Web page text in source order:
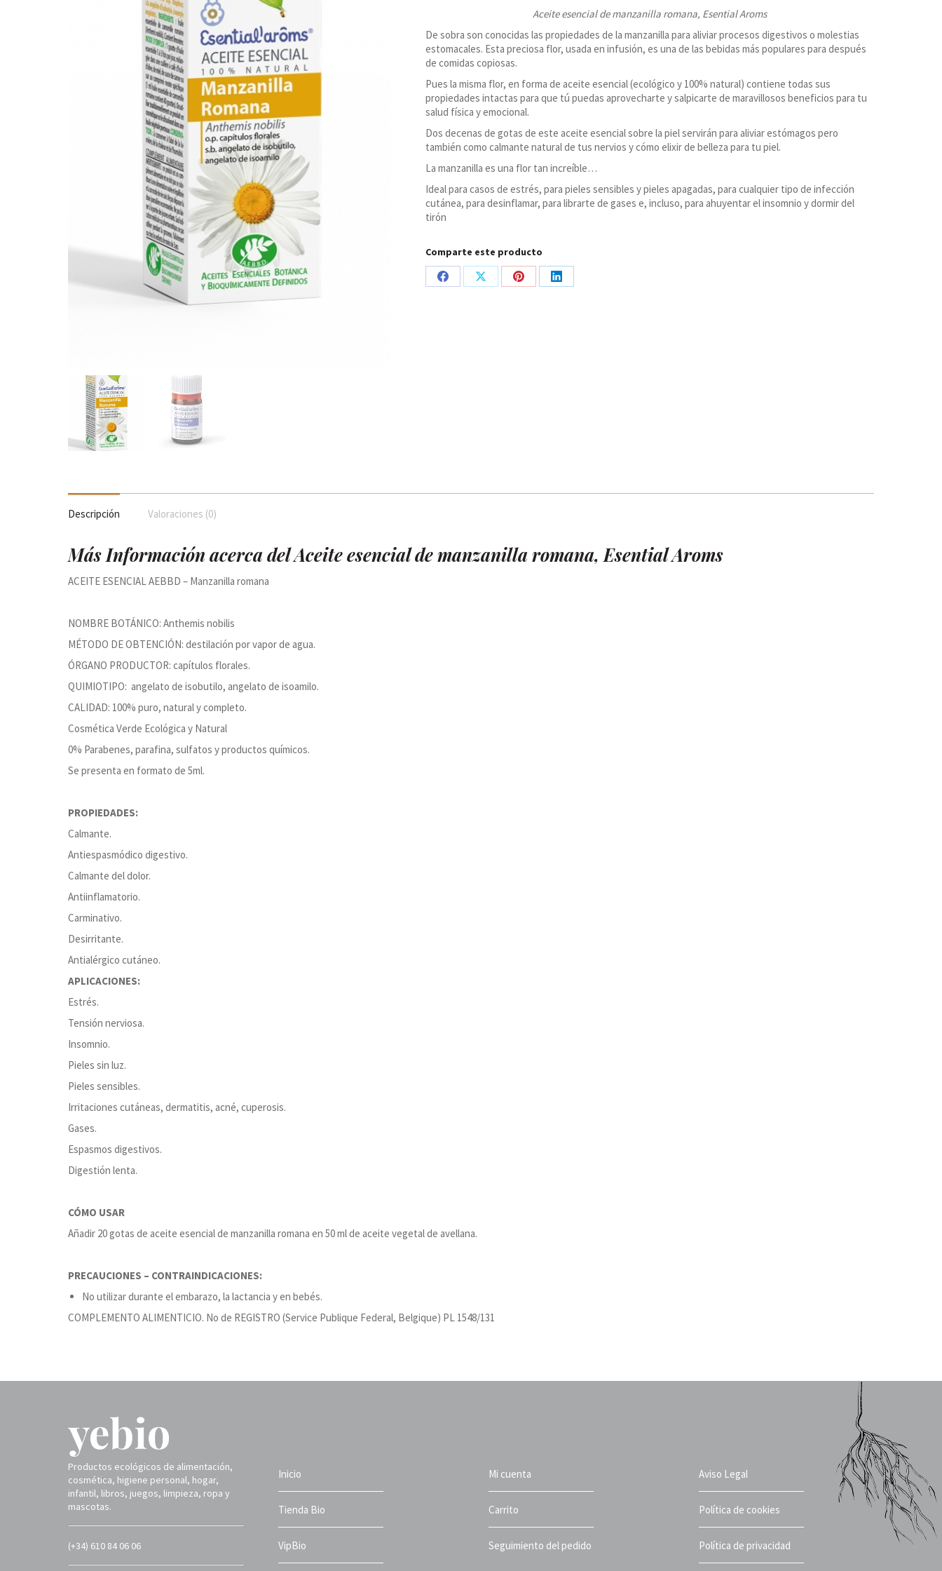
Esential
Aroms
cantidad
Aceite esencial de manzanilla romana, Esential Aroms
De sobra son conocidas las propiedades de la manzanilla para aliviar procesos digestivos o molestias
estomacales. Esta preciosa flor, usada en infusión, es una de las bebidas más populares para después
de comidas copiosas.
Pues la misma flor, en forma de aceite esencial (ecológico y 100% natural) contiene todas sus
propiedades intactas para que tú puedas aprovecharte y salpicarte de maravillosos beneficios para tu
salud física y emocional.
Dos decenas de gotas de este aceite esencial sobre la piel servirán para aliviar estómagos pero
también como calmante natural de tus nervios y cómo elixir de belleza para tu piel.
La manzanilla es una flor tan increíble…
Ideal para casos de estrés, para pieles sensibles y pieles apagadas, para cualquier tipo de infección
cutánea, para desinflamar, para librarte de gases e, incluso, para ahuyentar el insomnio y dormir del
tirón
Comparte este producto
Share
Share
Share
Share
Descripción Valoraciones (0)
Más Información acerca del Aceite esencial de manzanilla romana, Esential Aroms
ACEITE ESENCIAL AEBBD – Manzanilla romana
NOMBRE BOTÁNICO: Anthemis nobilis
MÉTODO DE OBTENCIÓN: destilación por vapor de agua.
ÓRGANO PRODUCTOR: capítulos florales.
QUIMIOTIPO: angelato de isobutilo, angelato de isoamilo.
CALIDAD: 100% puro, natural y completo.
Cosmética Verde Ecológica y Natural
0% Parabenes, parafina, sulfatos y productos químicos.
Se presenta en formato de 5ml.
PROPIEDADES:
Calmante.
Antiespasmódico digestivo.
Calmante del dolor.
Antiinflamatorio.
Carminativo.
Desirritante.
Antialérgico cutáneo.
APLICACIONES:
Estrés.
Tensión nerviosa.
Insomnio.
Pieles sin luz.
Pieles sensibles.
Irritaciones cutáneas, dermatitis, acné, cuperosis.
Gases.
Espasmos digestivos.
Digestión lenta.
CÓMO USAR
Añadir 20 gotas de aceite esencial de manzanilla romana en 50 ml de aceite vegetal de avellana.
PRECAUCIONES – CONTRAINDICACIONES:
No utilizar durante el embarazo, la lactancia y en bebés.
COMPLEMENTO ALIMENTICIO. No de REGISTRO (Service Publique Federal, Belgique) PL 1548/131
Productos ecológicos de alimentación,
cosmética, higiene personal, hogar,
infantil, libros, juegos, limpieza, ropa y
mascotas.
(+34) 610 84 06 06
Inicio
Tienda Bio
VipBio
Mi cuenta
Carrito
Seguimiento del pedido
Aviso Legal
Política de cookies
Política de privacidad